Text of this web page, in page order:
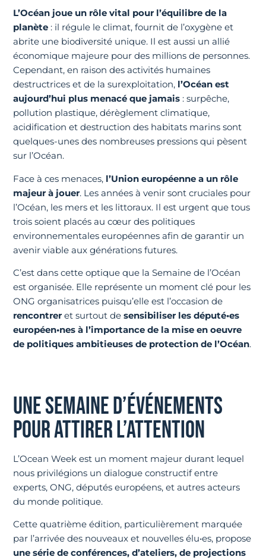
L’Océan joue un rôle vital pour l’équilibre de la
planète : il régule le climat, fournit de l’oxygène et
abrite une biodiversité unique. Il est aussi un allié
économique majeure pour des millions de personnes.
Cependant, en raison des activités humaines
destructrices et de la surexploitation, l’Océan est
aujourd’hui plus menacé que jamais : surpêche,
pollution plastique, dérèglement climatique,
acidification et destruction des habitats marins sont
quelques-unes des nombreuses pressions qui pèsent
sur l’Océan.
Face à ces menaces, l’Union européenne a un rôle
majeur à jouer. Les années à venir sont cruciales pour
l’Océan, les mers et les littoraux. Il est urgent que tous
trois soient placés au cœur des politiques
environnementales européennes afin de garantir un
avenir viable aux générations futures.
C’est dans cette optique que la Semaine de l’Océan
est organisée. Elle représente un moment clé pour les
ONG organisatrices puisqu’elle est l’occasion de
rencontrer et surtout desensibiliser les député•es
européen•nes à l’importance de la mise en oeuvre
de politiques ambitieuses de protection de l’Océan.
UNE SEMAINE D’ÉVÉNEMENTS
POUR ATTIRER L’ATTENTION
L’Ocean Week est un moment majeur durant lequel
nous privilégions un dialogue constructif entre
experts, ONG, députés européens, et autres acteurs
du monde politique.
Cette quatrième édition, particulièrement marquée
par l’arrivée des nouveaux et nouvelles élu•es, propose
une série de conférences, d’ateliers, de projections